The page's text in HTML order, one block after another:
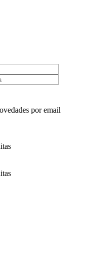
por email